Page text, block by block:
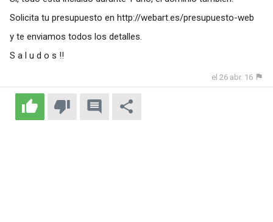
Solicita tu presupuesto en http://webart.es/presupuesto-web
y te enviamos todos los detalles.
S a l u d o s !!
el 26 abr. 16